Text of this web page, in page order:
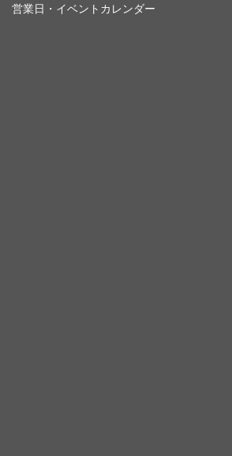
営業日・イベントカレンダー